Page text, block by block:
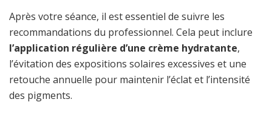
Après votre séance, il est essentiel de suivre les
recommandations du professionnel. Cela peut inclure
l’application régulière d’une crème hydratante,
l’évitation des expositions solaires excessives et une
retouche annuelle pour maintenir l’éclat et l’intensité
des pigments.